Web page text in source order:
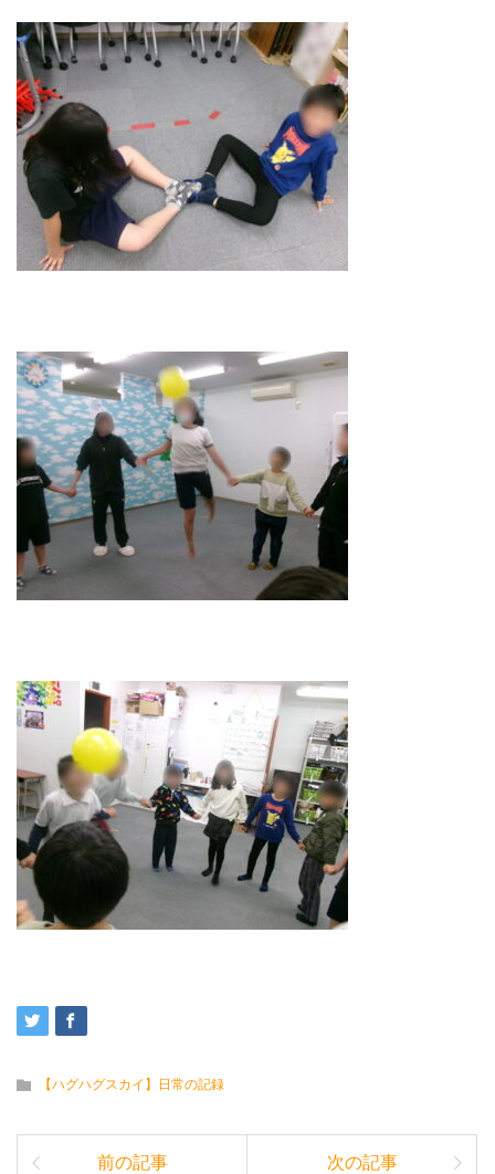
【ハグハグスカイ】日常の記録
前の記事 次の記事